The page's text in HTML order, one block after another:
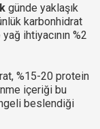
günde yaklaşık
karbonhidrat
ihtiyacının %2
%15-20 protein
içeriği bu
beslendiği